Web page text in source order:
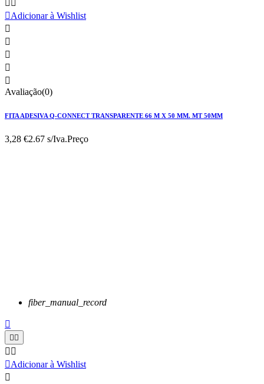
 
Adicionar à Wishlist





Avaliação(0)
FITA ADESIVA Q-CONNECT TRANSPARENTE 66 M X 50 MM. MT 50MM
3,28 €2.67 s/Iva.Preço
fiber_manual_record


 
Adicionar à Wishlist
